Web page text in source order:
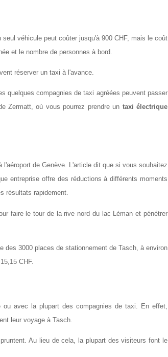
seul véhicule peut coûter jusqu'à 900 CHF, mais le coût
et le nombre de personnes à bord.
réserver un taxi à l'avance.
quelques compagnies de taxi agréées peuvent passer
Zermatt, où vous pourrez prendre un taxi électrique
de Genève. L'article dit que si vous souhaitez
entreprise offre des réductions à différents moments
résultats rapidement.
faire le tour de la rive nord du lac Léman et pénétrer
des 3000 places de stationnement de Tasch, à environ
CHF.
avec la plupart des compagnies de taxi. En effet,
leur voyage à Tasch.
Au lieu de cela, la plupart des visiteurs font le